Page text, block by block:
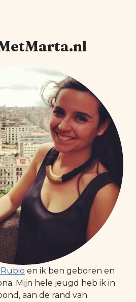
en ik ben geboren en
Mijn hele jeugd heb ik in
aan de rand van